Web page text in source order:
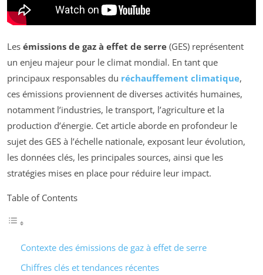
Les émissions de gaz à effet de serre (GES) représentent
un enjeu majeur pour le climat mondial. En tant que
principaux responsables du réchauffement climatique,
ces émissions proviennent de diverses activités humaines,
notamment l’industries, le transport, l’agriculture et la
production d’énergie. Cet article aborde en profondeur le
sujet des GES à l’échelle nationale, exposant leur évolution,
les données clés, les principales sources, ainsi que les
stratégies mises en place pour réduire leur impact.
Table of Contents
Contexte des émissions de gaz à effet de serre
Chiffres clés et tendances récentes